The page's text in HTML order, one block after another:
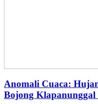
Anomali Cuaca:
Bojong Klapanunggal